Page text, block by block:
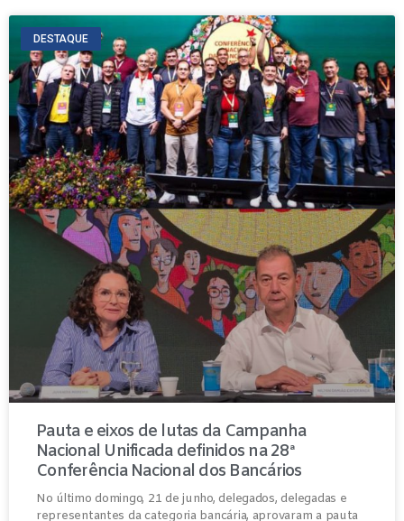
DESTAQUE
Pauta e eixos de lutas da Campanha
Nacional Unificada definidos na 28ª
Conferência Nacional dos Bancários
No último domingo, 21 de junho, delegados, delegadas e
representantes da categoria bancária, aprovaram a pauta